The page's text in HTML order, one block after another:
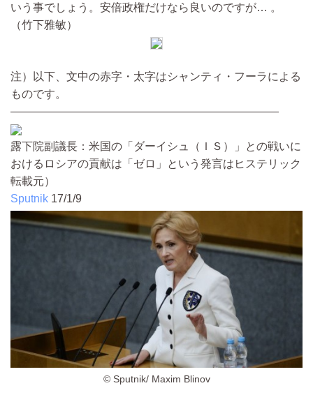
いう事でしょう。安倍政権だけなら良いのですが… 。
（竹下雅敏）
注）以下、文中の赤字・太字はシャンティ・フーラによる
ものです。
――――――――――――――――――――――――
露下院副議長：米国の「ダーイシュ（ＩＳ）」との戦いに
おけるロシアの貢献は「ゼロ」という発言はヒステリック
転載元）
Sputnik 17/1/9
© Sputnik/ Maxim Blinov